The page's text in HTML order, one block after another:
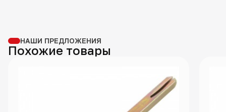
НАШИ ПРЕДЛОЖЕНИЯ
Похожие товары